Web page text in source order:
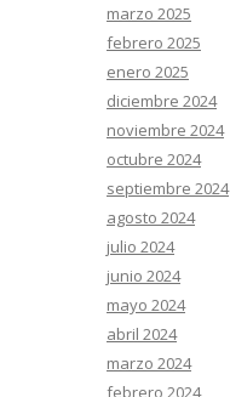
marzo 2025
febrero 2025
enero 2025
diciembre 2024
noviembre 2024
octubre 2024
septiembre 2024
agosto 2024
julio 2024
junio 2024
mayo 2024
abril 2024
marzo 2024
febrero 2024